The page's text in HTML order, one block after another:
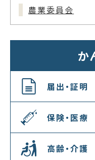
農業委員会
か
届出・証明
保険・医療
高齢・介護